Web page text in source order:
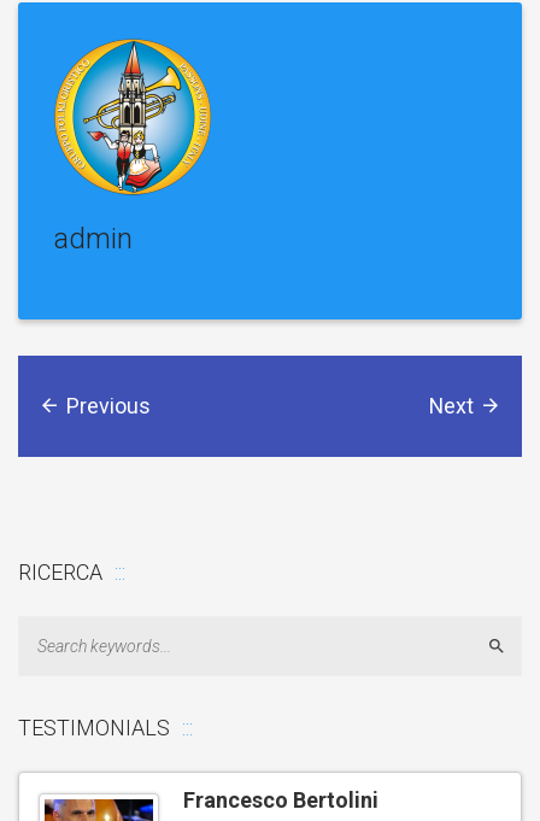
admin
Previous Next
RICERCA
TESTIMONIALS
Francesco Bertolini